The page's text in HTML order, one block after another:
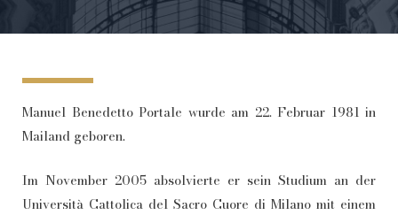
Manuel Benedetto Portale wurde am 22. Februar 1981 in
Mailand geboren.
Im November 2005 absolvierte er sein Studium an der
Università Cattolica del Sacro Cuore di Milano mit einem